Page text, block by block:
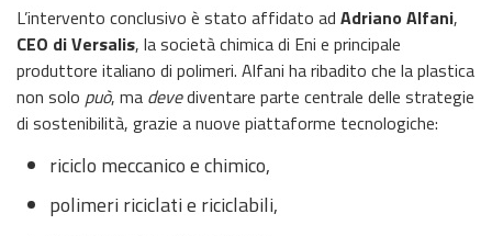
L’intervento conclusivo è stato affidato ad Adriano Alfani,
CEO di Versalis, la società chimica di Eni e principale
produttore italiano di polimeri. Alfani ha ribadito che la plastica
non solo può, ma devediventare parte centrale delle strategie
di sostenibilità, grazie a nuove piattaforme tecnologiche:
riciclo meccanico e chimico,
polimeri riciclati e riciclabili,